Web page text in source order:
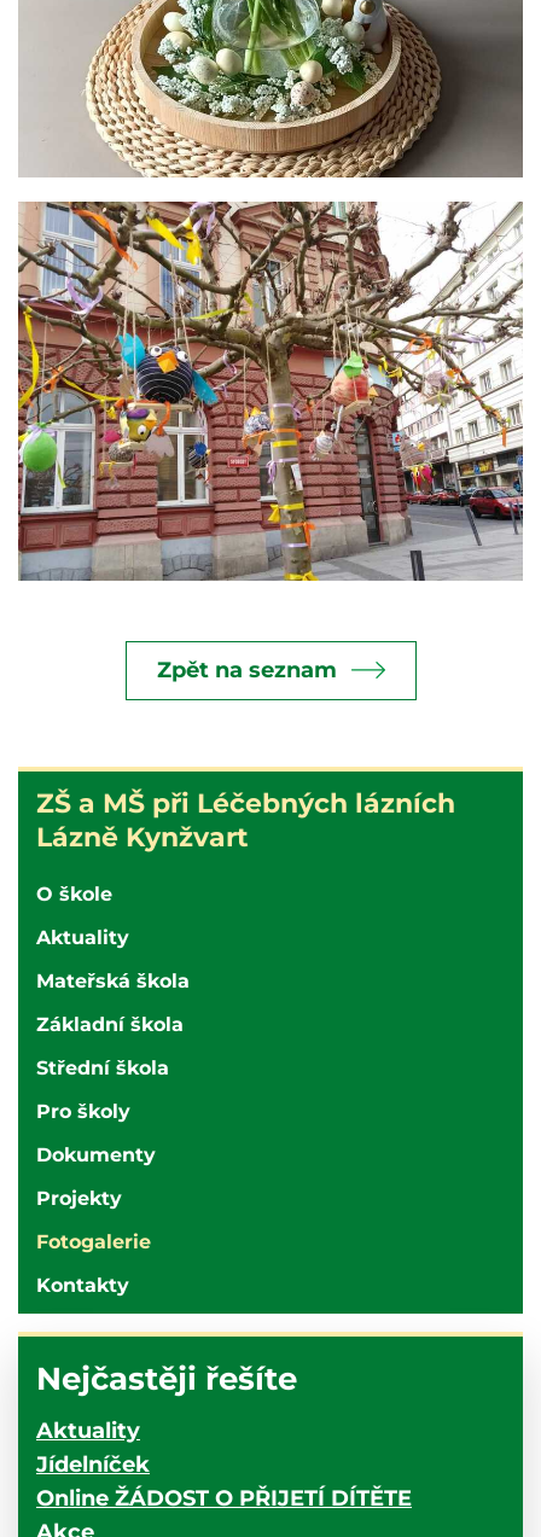
ZŠ
a
MŠ
při
nemocnici
Karlovy
Vary
ZŠ a MŠ při Léčebných lázních
Lázně Kynžvart
O škole
Aktuality
Mateřská škola
Základní škola
Střední škola
Pro školy
Dokumenty
Projekty
Fotogalerie
Kontakty
Nejčastěji řešíte
Aktuality
Jídelníček
Online ŽÁDOST O PŘIJETÍ DÍTĚTE
Akce
Zpět na seznam